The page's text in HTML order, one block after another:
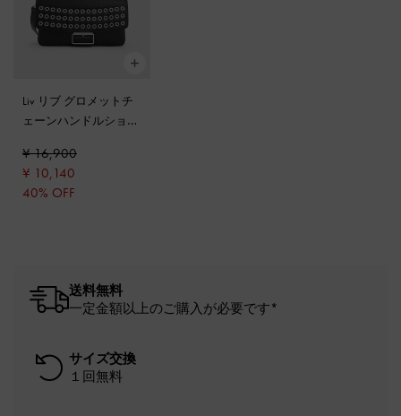
Liv リブ グロメットチ
ェーンハンドルショル
¥ 16,900
¥ 10,140
40% OFF
送料無料
一定金額以上のご購入が必要です*
サイズ交換
１回無料